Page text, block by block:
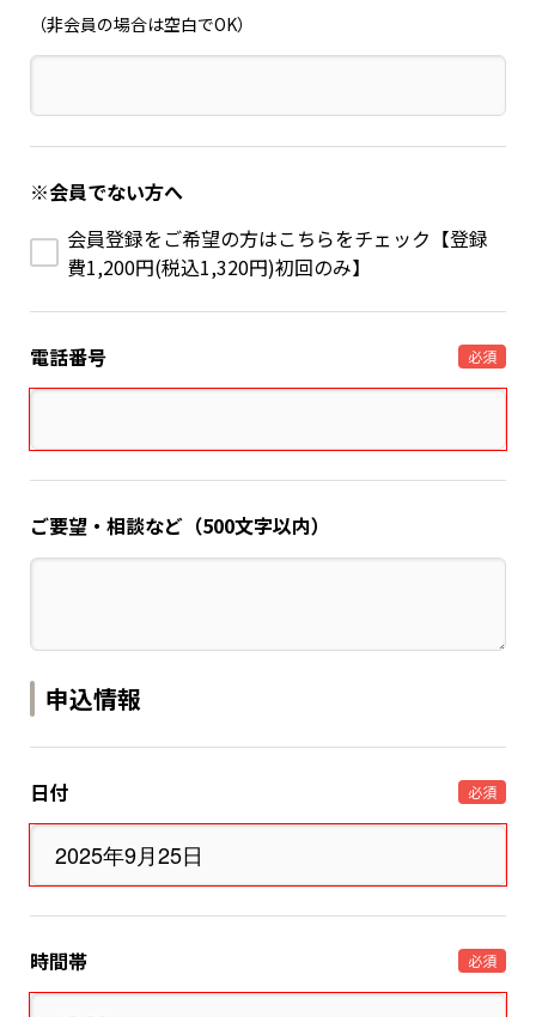
（非会員の場合は空白でOK）
※会員でない方へ
会員登録をご希望の方はこちらをチェック【登録
費1,200円(税込1,320円)初回のみ】
電話番号 必須
ご要望・相談など（500文字以内）
申込情報
日付 必須
時間帯 必須